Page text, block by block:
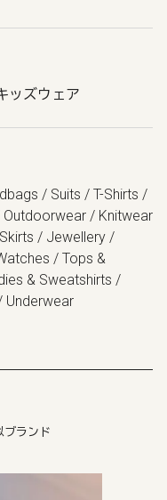
ッズウェア
/ Suits / T-Shirts /
/ Knitwear
/ Jewellery /
/ Tops &
& Sweatshirts /
Underwear
ブランド